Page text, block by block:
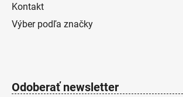
Kontakt
Výber podľa značky
Odoberať newsletter